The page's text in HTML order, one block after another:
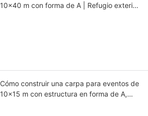
10x40 m con forma de A | Refugio exterior
Cómo construir una carpa para eventos de
10x15 m con estructura en forma de A,